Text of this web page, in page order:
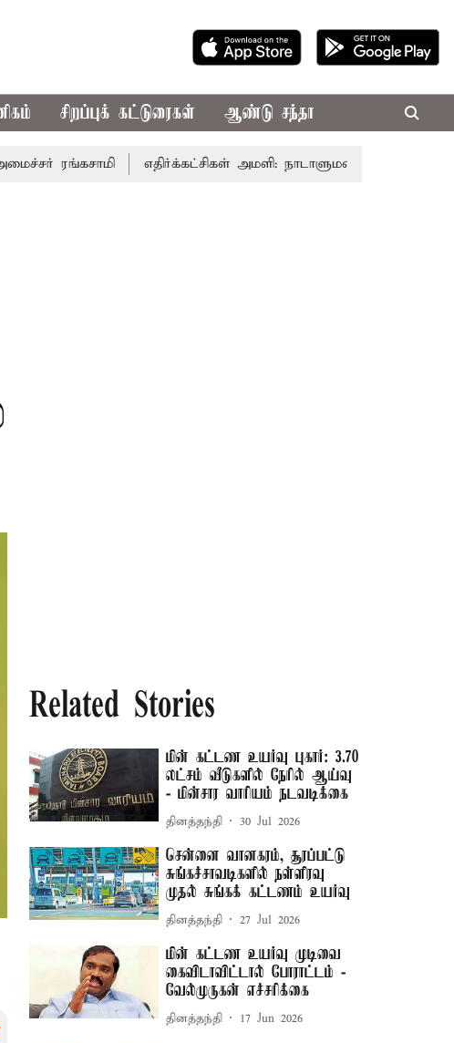
சிறப்புக் கட்டுரைகள் ஆண்டு சந்தா
ரங்கசாமி எதிர்க்கட்சிகள் அமளி: நாடாளுமன்ற இரு அவைகளும்
Related Stories
மின் கட்டண உயர்வு புகார்: 3.70
லட்சம் வீடுகளில் நேரில் ஆய்வு
- மின்சார வாரியம் நடவடிக்கை
தினத்தந்தி 30 Jul 2026
சென்னை வானகரம், சூரப்பட்டு
சுங்கச்சாவடிகளில் நள்ளிரவு
முதல் சுங்கக் கட்டணம் உயர்வு
தினத்தந்தி 27 Jul 2026
மின் கட்டண உயர்வு முடிவை
கைவிடாவிட்டால் போராட்டம் -
வேல்முருகன் எச்சரிக்கை
தினத்தந்தி 17 Jun 2026